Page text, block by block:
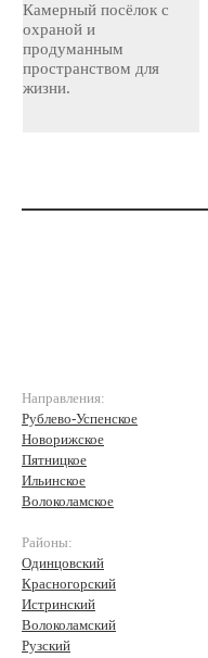
Камерный посёлок с
охраной и
продуманным
пространством для
жизни.
Направления:
Рублево-Успенское
Новорижское
Пятницкое
Ильинское
Волоколамское
Районы:
Одинцовский
Красногорский
Истринский
Волоколамский
Рузский